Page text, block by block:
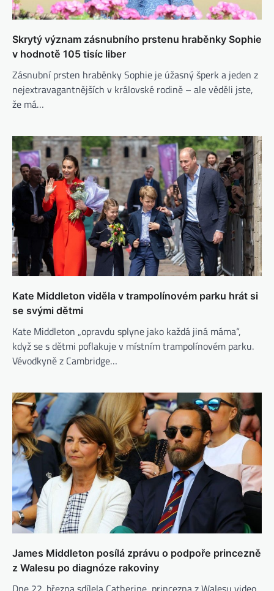
Skrytý význam zásnubního prstenu hraběnky Sophie
v hodnotě 105 tisíc liber
Zásnubní prsten hraběnky Sophie je úžasný šperk a jeden z
nejextravagantnějších v královské rodině – ale věděli jste,
že má…
Kate Middleton viděla v trampolínovém parku hrát si
se svými dětmi
Kate Middleton „opravdu splyne jako každá jiná máma“,
když se s dětmi poflakuje v místním trampolínovém parku.
Vévodkyně z Cambridge…
James Middleton posílá zprávu o podpoře princezně
z Walesu po diagnóze rakoviny